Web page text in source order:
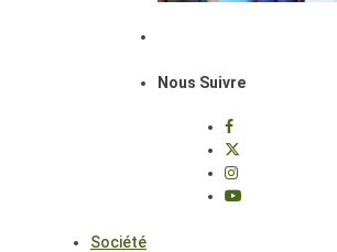
Nous Suivre
Société